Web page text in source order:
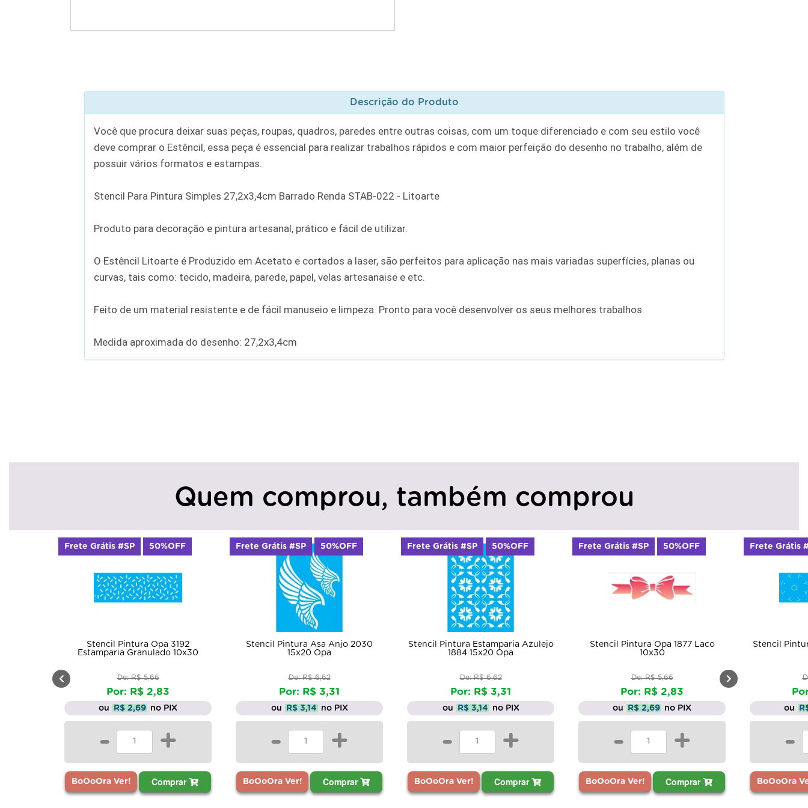
Descrição do Produto
Você que procura deixar suas peças, roupas, quadros, paredes entre outras coisas, com um toque diferenciado e com seu estilo você
deve comprar o Estêncil, essa peça é essencial para realizar trabalhos rápidos e com maior perfeição do desenho no trabalho, além de
possuir vários formatos e estampas.
Stencil Para Pintura Simples 27,2x3,4cm Barrado Renda STAB-022 - Litoarte
Produto para decoração e pintura artesanal, prático e fácil de utilizar.
O Estêncil Litoarte é Produzido em Acetato e cortados a laser, são perfeitos para aplicação nas mais variadas superfícies, planas ou
curvas, tais como: tecido, madeira, parede, papel, velas artesanaise e etc.
Feito de um material resistente e de fácil manuseio e limpeza. Pronto para você desenvolver os seus melhores trabalhos.
Medida aproximada do desenho: 27,2x3,4cm
Quem comprou, também comprou
Stencil Pintura Opa 3192
Estamparia Granulado 10x30
De: R$ 5,66
Por: R$ 2,83
ou R$ 2,69 no PIX
- +
BoOoOra Ver! Comprar
Frete Grátis #SP 50%OFF
Stencil Pintura Asa Anjo 2030
15x20 Opa
De: R$ 6,62
Por: R$ 3,31
ou R$ 3,14 no PIX
- +
BoOoOra Ver! Comprar
Frete Grátis #SP 50%OFF
Stencil Pintura Estamparia Azulejo
1884 15x20 Opa
De: R$ 6,62
Por: R$ 3,31
ou R$ 3,14 no PIX
- +
BoOoOra Ver! Comprar
Frete Grátis #SP 50%OFF
Stencil Pintura Opa 1877 Laco
10x30
De: R$ 5,66
Por: R$ 2,83
ou R$ 2,69 no PIX
- +
BoOoOra Ver! Comprar
Frete Grátis #SP 50%OFF
Stencil
ou
-
BoOoOra
Frete Grátis